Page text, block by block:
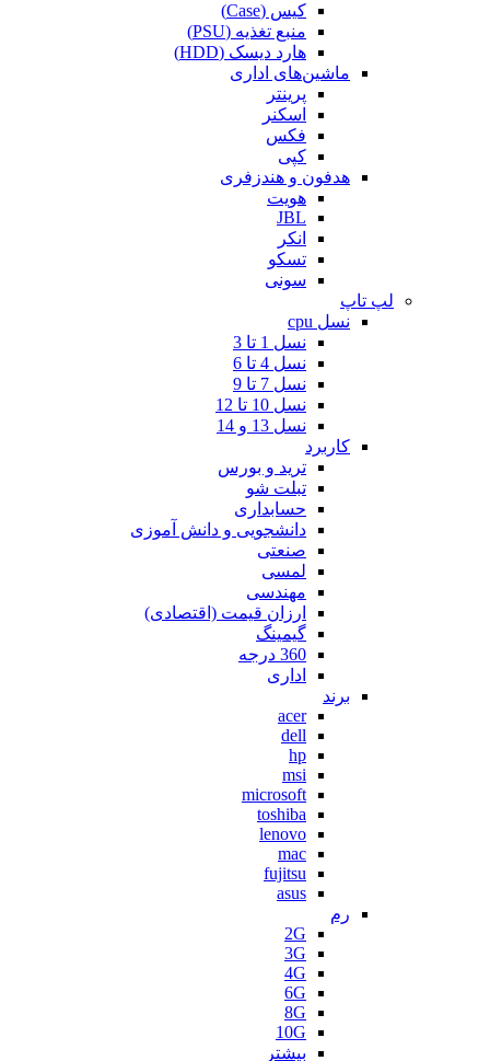
کیس (Case)
منبع تغذیه (PSU)
هارد دیسک (HDD)
ماشین‌های اداری
پرینتر
اسکنر
فکس
کپی
هدفون و هندزفری
هویت
JBL
انکر
تسکو
سونی
لپ تاپ
نسل cpu
نسل 1 تا 3
نسل 4 تا 6
نسل 7 تا 9
نسل 10 تا 12
نسل 13 و 14
کاربرد
ترید و بورس
تبلت شو
حسابداری
دانشجویی و دانش آموزی
صنعتی
لمسی
مهندسی
ارزان قیمت (اقتصادی)
گیمینگ
360 درجه
اداری
برند
acer
dell
hp
msi
microsoft
toshiba
lenovo
mac
fujitsu
asus
رم
2G
3G
4G
6G
8G
10G
بیشتر